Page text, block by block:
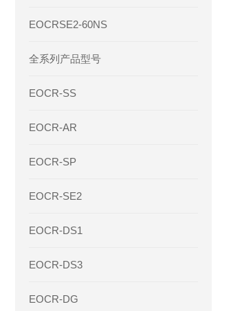
EOCRSE2-60NS
全系列产品型号
EOCR-SS
EOCR-AR
EOCR-SP
EOCR-SE2
EOCR-DS1
EOCR-DS3
EOCR-DG